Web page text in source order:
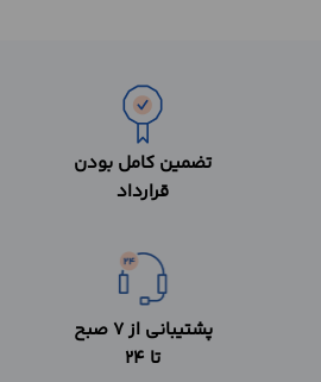
تضمین کامل بودن
قرارداد
پشتیبانی از 7 صبح
تا 24